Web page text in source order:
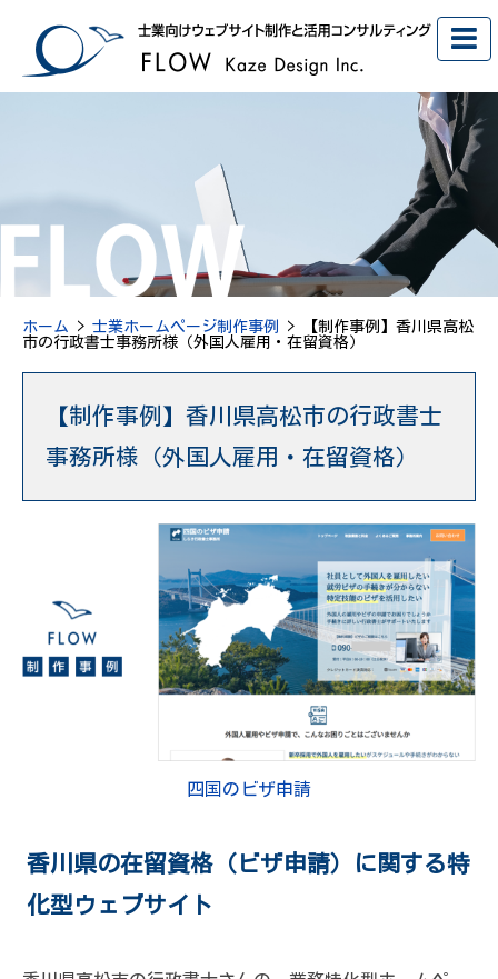
ホーム > 士業ホームページ制作事例
> 【制作事例】香川県高松
市の行政書士事務所様（外国人雇用・在留資格）
【制作事例】香川県高松市の行政書士
事務所様（外国人雇用・在留資格）
四国のビザ申請
香川県の在留資格（ビザ申請）に関する特
化型ウェブサイト